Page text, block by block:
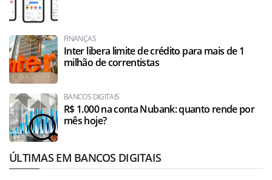
FINANÇAS
Inter libera limite de crédito para mais de 1
milhão de correntistas
BANCOS DIGITAIS
R$ 1.000 na conta Nubank: quanto rende por
mês hoje?
ÚLTIMAS EM BANCOS DIGITAIS